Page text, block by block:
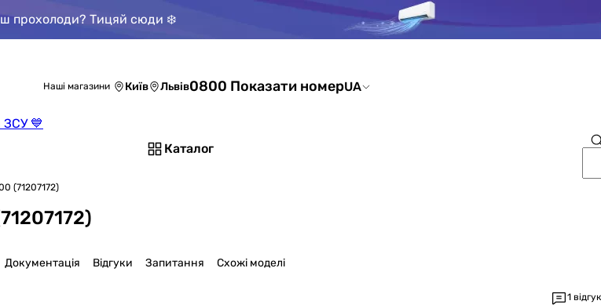
прохолоди? Тицяй сюди ❄️
ЗСУ 💙
Наші магазини Київ Львів0800 Показати номерUA
Каталог
(71207172)
Документація Відгуки Запитання Схожі моделі
1 відгук